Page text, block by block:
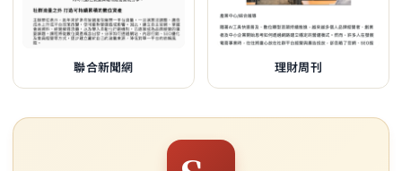
聯合新聞網 理財周刊